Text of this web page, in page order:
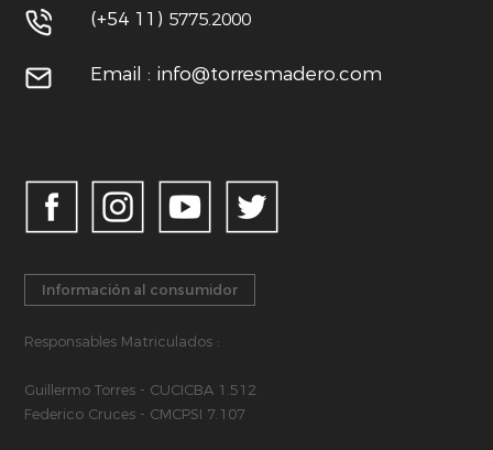
(+54 11) 5775.2000
Email : info@torresmadero.com
Información al consumidor
Responsables Matriculados :
Guillermo Torres - CUCICBA 1.512
Federico Cruces - CMCPSI 7.107